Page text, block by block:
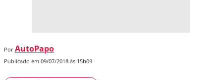
Por AutoPapo
Publicado em 09/07/2018 às 15h09